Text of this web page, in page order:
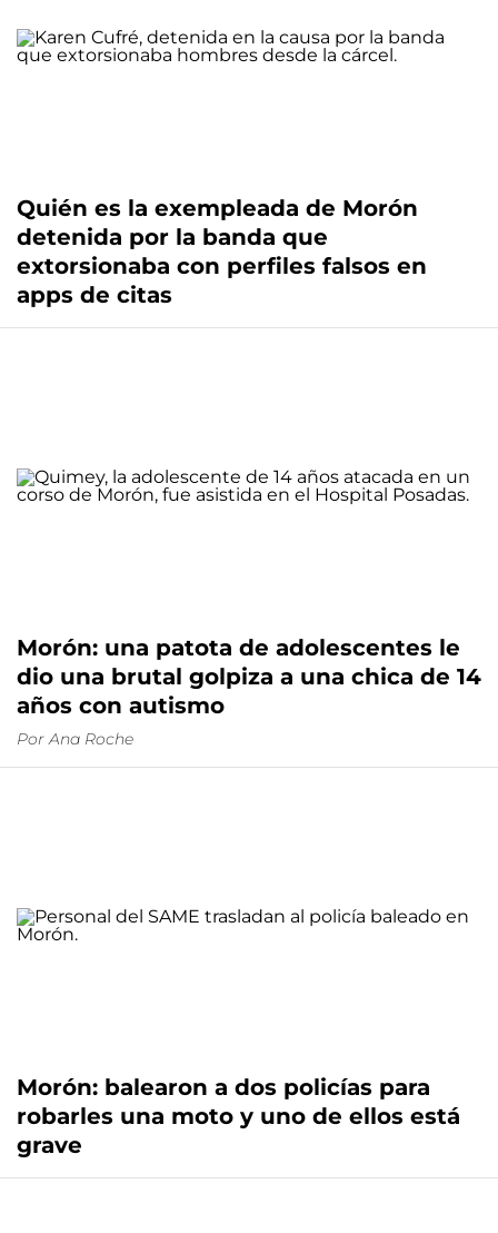
Quién es la exempleada de Morón
detenida por la banda que
extorsionaba con perfiles falsos en
apps de citas
Morón: una patota de adolescentes le
dio una brutal golpiza a una chica de 14
años con autismo
Por Ana Roche
Morón: balearon a dos policías para
robarles una moto y uno de ellos está
grave